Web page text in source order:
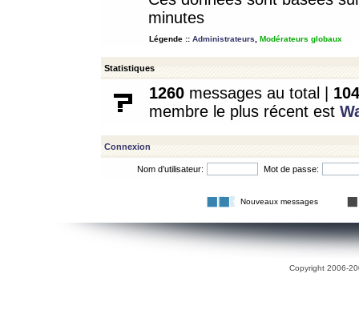
minutes
Légende :: Administrateurs Modérateurs globaux
Statistiques
1260 messages au total | 104
membre le plus récent est
Connexion
Nom d’utilisateur: Mot de passe:
Nouveaux messages
Copyright 2006-